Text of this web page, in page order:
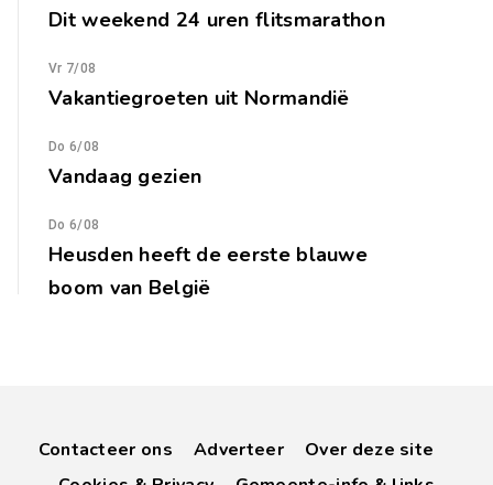
Dit weekend 24 uren flitsmarathon
Vr 7/08
Vakantiegroeten uit Normandië
Do 6/08
Vandaag gezien
Do 6/08
Heusden heeft de eerste blauwe
boom van België
Contacteer ons Adverteer
Over deze site